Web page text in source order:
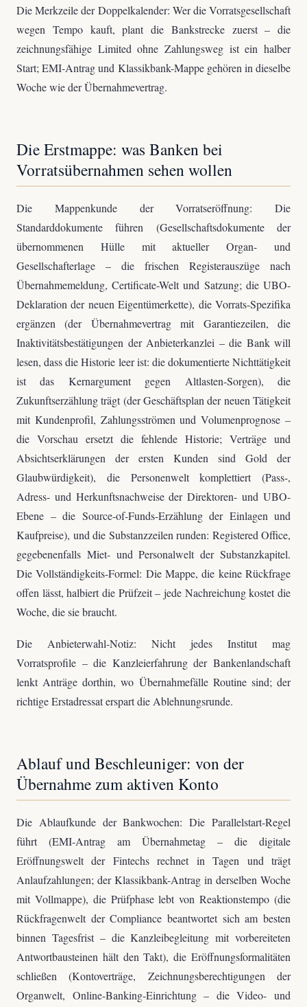
Die Merkzeile der Doppelkalender: Wer die Vorratsgesellschaft
wegen Tempo kauft, plant die Bankstrecke zuerst – die
zeichnungsfähige Limited ohne Zahlungsweg ist ein halber
Start; EMI-Antrag und Klassikbank-Mappe gehören in dieselbe
Woche wie der Übernahmevertrag.
Die Erstmappe: was Banken bei
Vorratsübernahmen sehen wollen
Die Mappenkunde der Vorratseröffnung: Die
Standarddokumente führen (Gesellschaftsdokumente der
übernommenen Hülle mit aktueller Organ- und
Gesellschafterlage – die frischen Registerauszüge nach
Übernahmemeldung, Certificate-Welt und Satzung; die UBO-
Deklaration der neuen Eigentümerkette), die Vorrats-Spezifika
ergänzen (der Übernahmevertrag mit Garantiezeilen, die
Inaktivitätsbestätigungen der Anbieterkanzlei – die Bank will
lesen, dass die Historie leer ist: die dokumentierte Nichttätigkeit
ist das Kernargument gegen Altlasten-Sorgen), die
Zukunftserzählung trägt (der Geschäftsplan der neuen Tätigkeit
mit Kundenprofil, Zahlungsströmen und Volumenprognose –
die Vorschau ersetzt die fehlende Historie; Verträge und
Absichtserklärungen der ersten Kunden sind Gold der
Glaubwürdigkeit), die Personenwelt komplettiert (Pass-,
Adress- und Herkunftsnachweise der Direktoren- und UBO-
Ebene – die Source-of-Funds-Erzählung der Einlagen und
Kaufpreise), und die Substanzzeilen runden: Registered Office,
gegebenenfalls Miet- und Personalwelt der Substanzkapitel.
Die Vollständigkeits-Formel: Die Mappe, die keine Rückfrage
offen lässt, halbiert die Prüfzeit – jede Nachreichung kostet die
Woche, die sie braucht.
Die Anbieterwahl-Notiz: Nicht jedes Institut mag
Vorratsprofile – die Kanzleierfahrung der Bankenlandschaft
lenkt Anträge dorthin, wo Übernahmefälle Routine sind; der
richtige Erstadressat erspart die Ablehnungsrunde.
Ablauf und Beschleuniger: von der
Übernahme zum aktiven Konto
Die Ablaufkunde der Bankwochen: Die Parallelstart-Regel
führt (EMI-Antrag am Übernahmetag – die digitale
Eröffnungswelt der Fintechs rechnet in Tagen und trägt
Anlaufzahlungen; der Klassikbank-Antrag in derselben Woche
mit Vollmappe), die Prüfphase lebt von Reaktionstempo (die
Rückfragenwelt der Compliance beantwortet sich am besten
binnen Tagesfrist – die Kanzleibegleitung mit vorbereiteten
Antwortbausteinen hält den Takt), die Eröffnungsformalitäten
schließen (Kontoverträge, Zeichnungsberechtigungen der
Organwelt, Online-Banking-Einrichtung – die Video- und